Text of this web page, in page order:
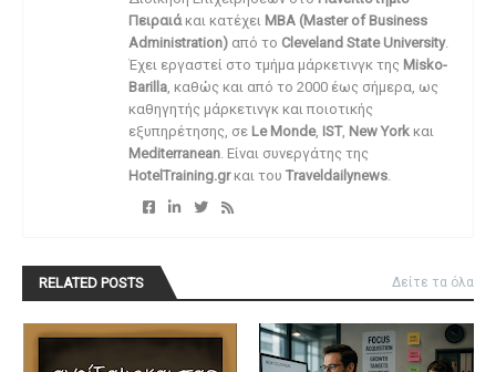
Πειραιά και κατέχει MBA (Master of Business
Administration) από το Cleveland State University.
Έχει εργαστεί στο τμήμα μάρκετινγκ της Misko-
Barilla , καθώς και από το 2000 έως σήμερα, ως
καθηγητής μάρκετινγκ και ποιοτικής
εξυπηρέτησης, σε Le Monde, IST, New York και
Mediterranean . Είναι συνεργάτης της
HotelTraining.grκαι του Traveldailynews
RELATED POSTS Δείτε τα όλα